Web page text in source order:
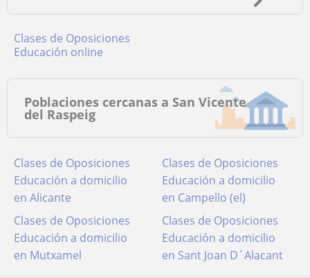
Clases de Oposiciones
Educación online
Poblaciones cercanas a San Vicente
del Raspeig
Clases de Oposiciones
Educación a domicilio
en Alicante
Clases de Oposiciones
Educación a domicilio
en Campello (el)
Clases de Oposiciones
Educación a domicilio
en Mutxamel
Clases de Oposiciones
Educación a domicilio
en Sant Joan D´Alacant